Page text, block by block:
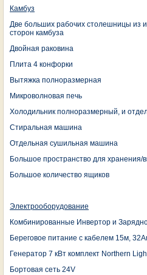
Камбуз
Две больших рабочих столешницы из
сторон камбуза
Двойная раковина
Плита 4 конфорки
Вытяжка полноразмерная
Микроволновая печь
Холодильник полноразмерный, и
Стиральная машина
Отдельная сушильная машина
Большое пространство для хранения/
Большое количество ящиков
Электрооборудование
Комбинированные Инвертор и
Береговое питание с кабелем 15м,
Генератор 7 кВт комплект Northern
Бортовая сеть 24V